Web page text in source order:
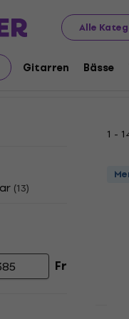
Alle
Gitarren Bässe
Licht
(13)
Fr
1 -